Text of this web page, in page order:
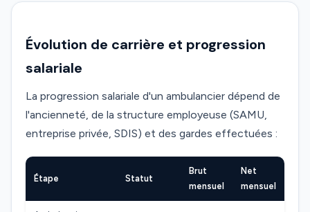
Évolution de carrière et progression
salariale
La progression salariale d'un ambulancier dépend de
l'ancienneté, de la structure employeuse (SAMU,
entreprise privée, SDIS) et des gardes effectuées :
Étape Statut
Brut
mensuel
Net
mensuel